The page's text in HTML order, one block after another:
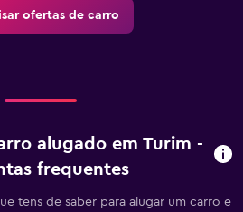
ofertas de carro
alugado em Turim -
frequentes
tens de saber para alugar um carro e